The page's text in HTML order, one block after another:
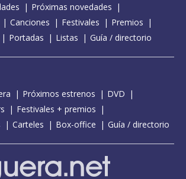
Próximas novedades
Canciones Festivales
Premios
Portadas Listas Guía / directorio
Próximos estrenos
DVD
Festivales + premios
Carteles Box-office Guía / directorio